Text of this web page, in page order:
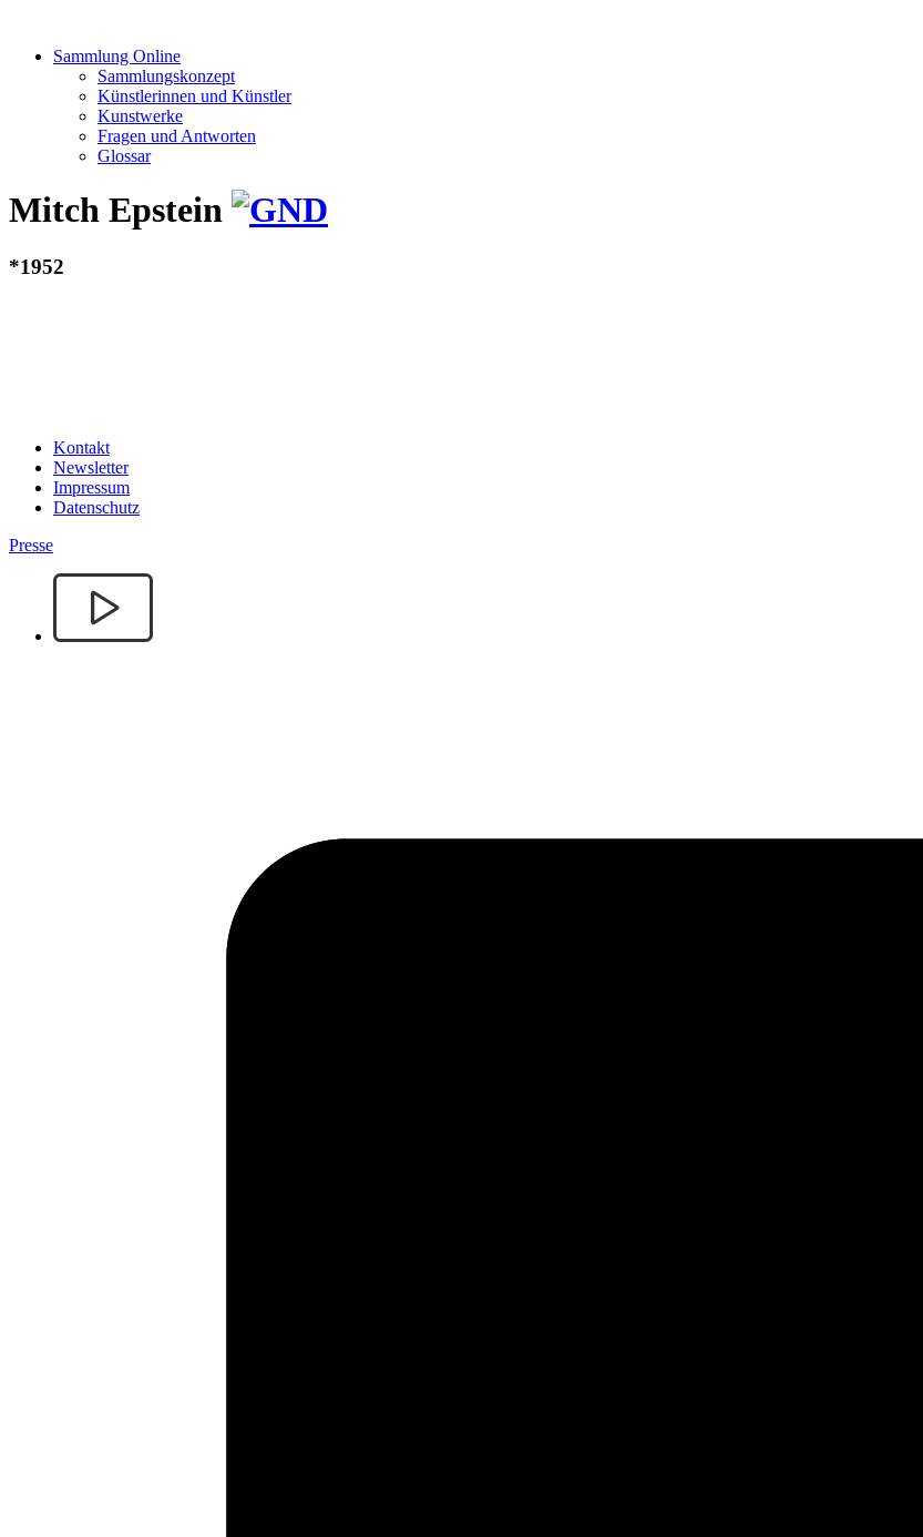
Sammlung Online
Sammlungskonzept
Künstlerinnen und Künstler
Kunstwerke
Fragen und Antworten
Glossar
Mitch Epstein
*1952
Kontakt
Newsletter
Impressum
Datenschutz
Presse